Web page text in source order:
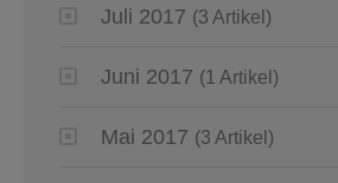
Juli 2017 (3 Artikel)
Juni 2017 (1 Artikel)
Mai 2017 (3 Artikel)